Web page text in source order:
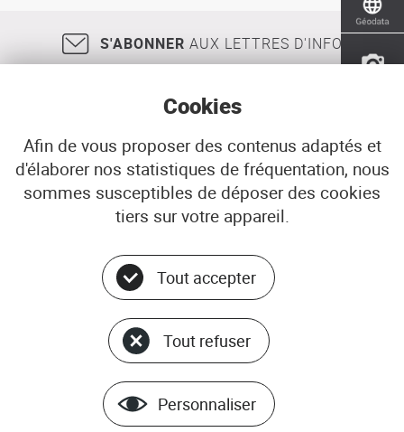
S'ABONNER AUX LETTRES D'INFO
18, rue Jean Jaurès 29200 BREST
02 98 33 51 71
CONTACT
© ADEUPa
PLAN DU SITE
DONNÉES PERSONNELLES
GÉRER LES COOKIES
MENTIONS LÉGALES
Cookies
Afin de vous proposer des contenus adaptés et
d'élaborer nos statistiques de fréquentation, nous
sommes susceptibles de déposer des cookies
tiers sur votre appareil.
Tout accepter
Tout refuser
Personnaliser